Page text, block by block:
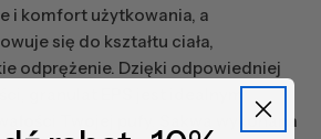
i komfort użytkowania, a
się do kształtu ciała,
odprężenie. Dzięki odpowiedniej
granulat EPS jest idealnym
Twojej pufy. Sakwa wykonana